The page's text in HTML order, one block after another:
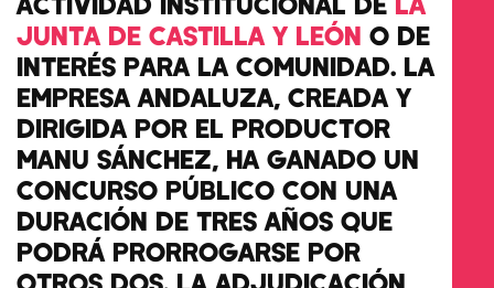
JUNTA DE CASTILLA Y LEÓN O DE
INTERÉS PARA LA COMUNIDAD. LA
EMPRESA ANDALUZA, CREADA Y
DIRIGIDA POR EL PRODUCTOR
MANU SÁNCHEZ, HA GANADO UN
CONCURSO PÚBLICO CON UNA
DURACIÓN DE TRES AÑOS QUE
PODRÁ PRORROGARSE POR